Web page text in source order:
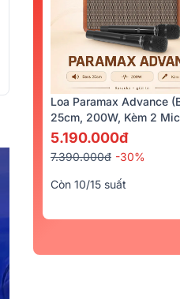
Loa Paramax Advance
25cm, 200W, Kèm 2
5.190.000đ
7.390.000đ -30%
Còn 10/15 suất